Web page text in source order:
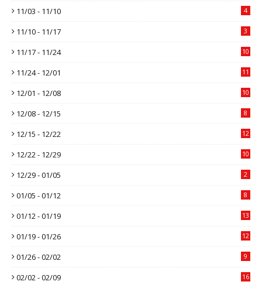
11/03 - 11/10 4
11/10 - 11/17 3
11/17 - 11/24 10
11/24 - 12/01 11
12/01 - 12/08 10
12/08 - 12/15 8
12/15 - 12/22 12
12/22 - 12/29 10
12/29 - 01/05 2
01/05 - 01/12 8
01/12 - 01/19 13
01/19 - 01/26 12
01/26 - 02/02 9
02/02 - 02/09 16